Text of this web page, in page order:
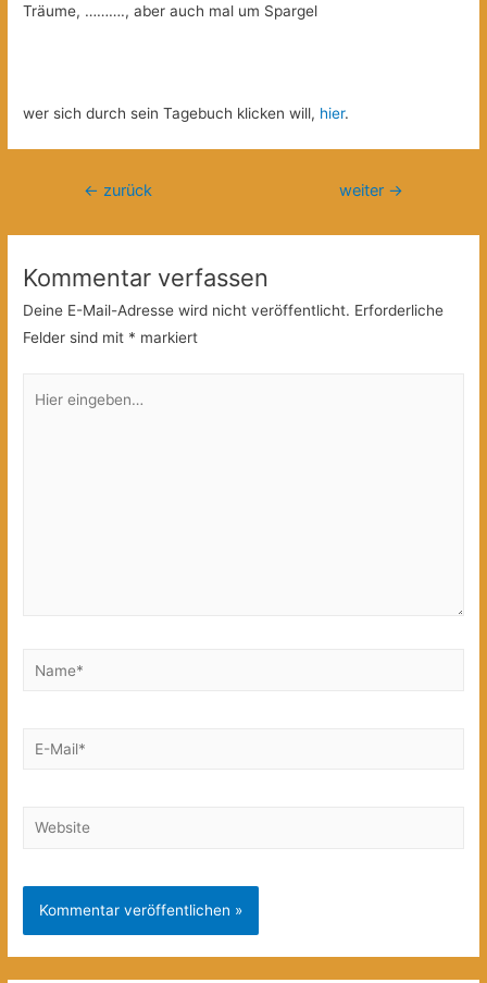
Träume, ………., aber auch mal um Spargel
wer sich durch sein Tagebuch klicken will, hier.
Beitragsnavigation
← zurück weiter →
Kommentar verfassen
Deine E-Mail-Adresse wird nicht veröffentlicht. Erforderliche
Felder sind mit * markiert
eingeben…
Name*
E-
Website